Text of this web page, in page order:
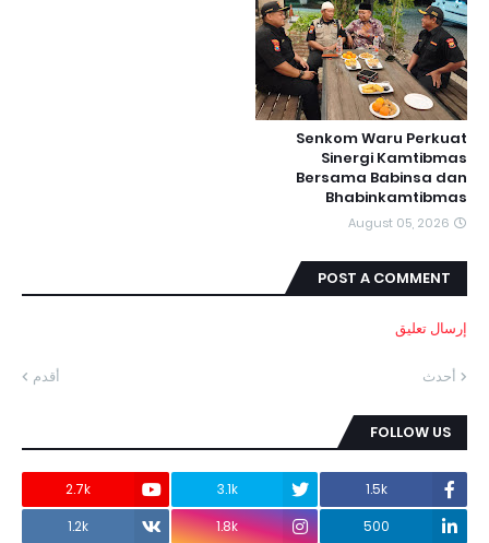
Senkom Waru Perkuat
Sinergi Kamtibmas
Bersama Babinsa dan
Bhabinkamtibmas
August 05, 2026
POST A COMMENT
إرسال تعليق
أحدث أقدم
FOLLOW US
1.5k
3.1k
2.7k
500
1.8k
1.2k